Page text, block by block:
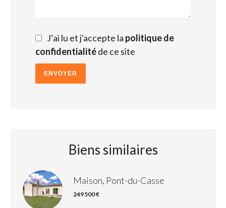
J’ai lu et j'accepte la politique de
confidentialitéde ce site
ENVOYER
Biens similaires
Maison, Pont-du-Casse
249 500 €